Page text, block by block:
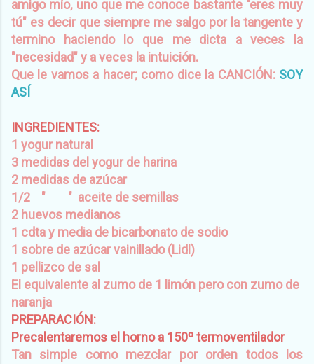
amigo mío, uno que me conoce bastante "eres muy
tú" es decir que siempre me salgo por la tangente y
termino haciendo lo que me dicta a veces la
"necesidad" y a veces la intuición.
Que le vamos a hacer; como dice la CANCIÓN: SOY
ASÍ
INGREDIENTES:
1 yogur natural
3 medidas del yogur de harina
2 medidas de azúcar
1/2 " " aceite de semillas
2 huevos medianos
1 cdta y media de bicarbonato de sodio
1 sobre de azúcar vainillado (Lidl)
1 pellizco de sal
El equivalente al zumo de 1 limón pero con zumo de
naranja
PREPARACIÓN:
Precalentaremos el horno a 150º termoventilador
Tan simple como mezclar
por orden todos los